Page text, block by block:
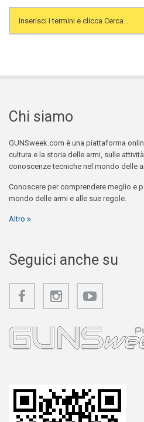
Search form
Chi siamo
GUNSweek.com è una piattaforma
cultura e la storia delle armi, sulle
conoscenze tecniche nel mondo delle
Conoscere per comprendere meglio e
mondo delle armi e alle sue regole.
Altro
Seguici anche su